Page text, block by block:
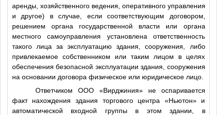
аренды, хозяйственного ведения, оперативного управления
и другое) в случае, если соответствующим договором,
решением органа государственной власти или органа
местного самоуправления установлена ответственность
такого лица за эксплуатацию здания, сооружения, либо
привлекаемое собственником или таким лицом в целях
обеспечения безопасной эксплуатации здания, сооружения
на основании договора физическое или юридическое лицо.
Ответчиком ООО «Вирджиния» не оспаривается
факт нахождения здания торгового центра «Ньютон» и
автоматической входной группы в этом здании, в